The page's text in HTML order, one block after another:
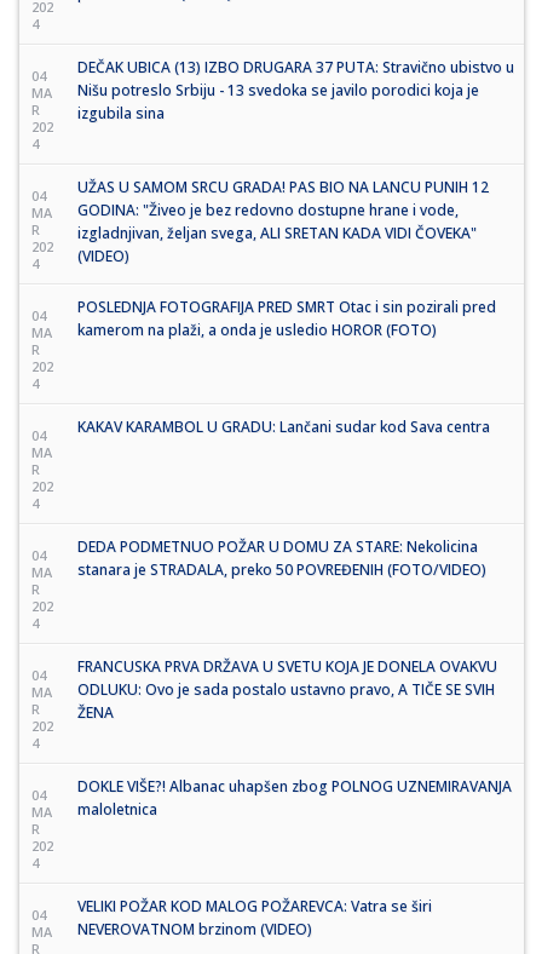
202
4
04
MA
R
202
4
DEČAK UBICA (13) IZBO DRUGARA 37 PUTA: Stravično ubistvo u
Nišu potreslo Srbiju - 13 svedoka se javilo porodici koja je
izgubila sina
04
MA
R
202
4
UŽAS U SAMOM SRCU GRADA! PAS BIO NA LANCU PUNIH 12
GODINA: "Živeo je bez redovno dostupne hrane i vode,
izgladnjivan, željan svega, ALI SRETAN KADA VIDI ČOVEKA"
(VIDEO)
04
MA
R
202
4
POSLEDNJA FOTOGRAFIJA PRED SMRT Otac i sin pozirali pred
kamerom na plaži, a onda je usledio HOROR (FOTO)
04
MA
R
202
4
KAKAV KARAMBOL U GRADU: Lančani sudar kod Sava centra
04
MA
R
202
4
DEDA PODMETNUO POŽAR U DOMU ZA STARE: Nekolicina
stanara je STRADALA, preko 50 POVREĐENIH (FOTO/VIDEO)
04
MA
R
202
4
FRANCUSKA PRVA DRŽAVA U SVETU KOJA JE DONELA OVAKVU
ODLUKU: Ovo je sada postalo ustavno pravo, A TIČE SE SVIH
ŽENA
04
MA
R
202
4
DOKLE VIŠE?! Albanac uhapšen zbog POLNOG UZNEMIRAVANJA
maloletnica
04
MA
R
VELIKI POŽAR KOD MALOG POŽAREVCA: Vatra se širi
NEVEROVATNOM brzinom (VIDEO)